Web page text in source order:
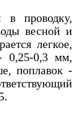
в проводку,
весной и
легкое,
0,25-0,3 мм,
поплавок -